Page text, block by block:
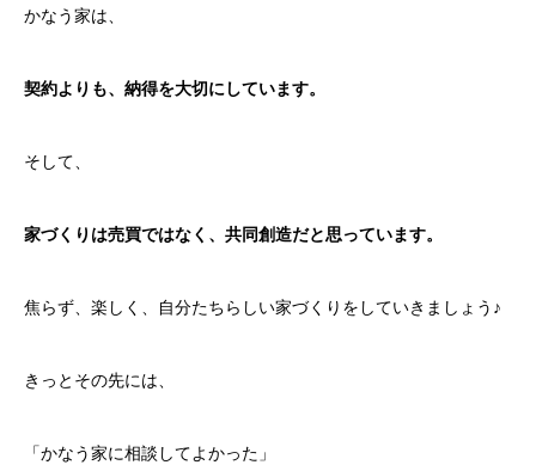
かなう家は、
契約よりも、納得を大切にしています。
そして、
家づくりは売買ではなく、共同創造だと思っています。
焦らず、楽しく、自分たちらしい家づくりをしていきましょう♪
きっとその先には、
「かなう家に相談してよかった」